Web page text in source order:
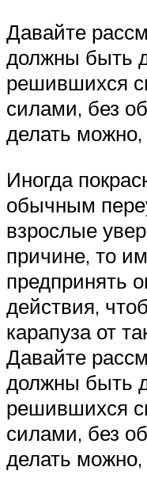
Давайте
должны быть
решившихся
силами, без
делать можно,
Иногда
обычным
взрослые
причине, то
предпринять
действия,
карапуза от
Давайте
должны быть
решившихся
силами, без
делать можно,